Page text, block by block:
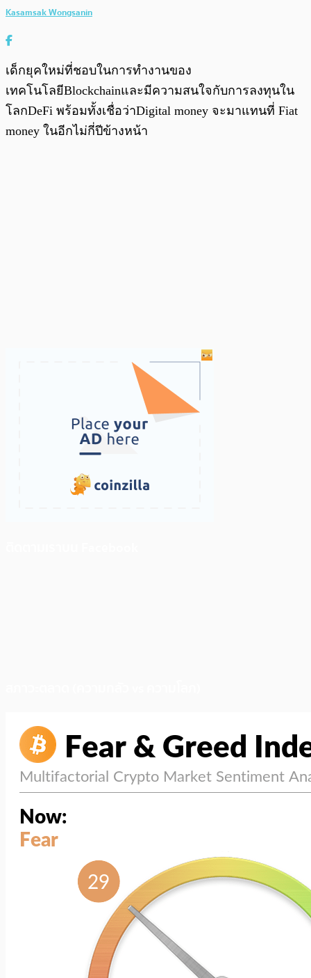
Kasamsak Wongsanin
เด็กยุคใหม่ที่ชอบในการทำงานของ
เทคโนโลยีBlockchainและมีความสนใจกับการลงทุนใน
โลกDeFi พร้อมทั้งเชื่อว่าDigital money จะมาแทนที่ Fiat
money ในอีกไม่กี่ปีข้างหน้า